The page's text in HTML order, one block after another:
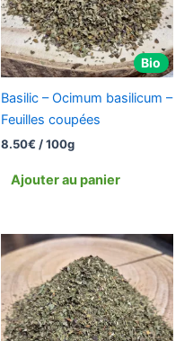
Bio
Basilic – Ocimum basilicum –
Feuilles coupées
8.50€ / 100g
Ajouter au panier